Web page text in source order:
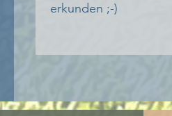
erkunden ;-)